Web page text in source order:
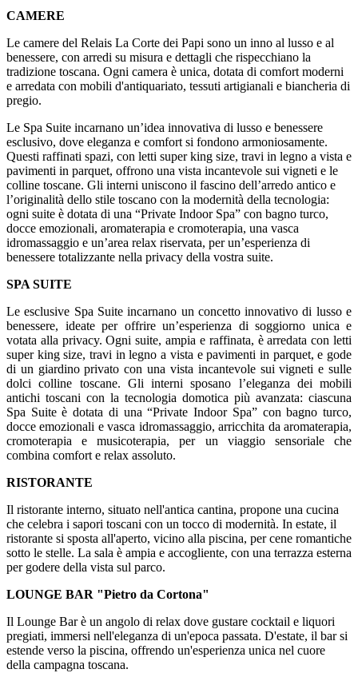
CAMERE
Le camere del Relais La Corte dei Papi sono un inno al lusso e al
benessere, con arredi su misura e dettagli che rispecchiano la
tradizione toscana. Ogni camera è unica, dotata di comfort moderni
e arredata con mobili d'antiquariato, tessuti artigianali e biancheria di
pregio.
Le Spa Suite incarnano un’idea innovativa di lusso e benessere
esclusivo, dove eleganza e comfort si fondono armoniosamente.
Questi raffinati spazi, con letti super king size, travi in legno a vista e
pavimenti in parquet, offrono una vista incantevole sui vigneti e le
colline toscane. Gli interni uniscono il fascino dell’arredo antico e
l’originalità dello stile toscano con la modernità della tecnologia:
ogni suite è dotata di una “Private Indoor Spa” con bagno turco,
docce emozionali, aromaterapia e cromoterapia, una vasca
idromassaggio e un’area relax riservata, per un’esperienza di
benessere totalizzante nella privacy della vostra suite.
SPA SUITE
Le esclusive Spa Suite incarnano un concetto innovativo di lusso e
benessere, ideate per offrire un’esperienza di soggiorno unica e
votata alla privacy. Ogni suite, ampia e raffinata, è arredata con letti
super king size, travi in legno a vista e pavimenti in parquet, e gode
di un giardino privato con una vista incantevole sui vigneti e sulle
dolci colline toscane. Gli interni sposano l’eleganza dei mobili
antichi toscani con la tecnologia domotica più avanzata: ciascuna
Spa Suite è dotata di una “Private Indoor Spa” con bagno turco,
docce emozionali e vasca idromassaggio, arricchita da aromaterapia,
cromoterapia e musicoterapia, per un viaggio sensoriale che
combina comfort e relax assoluto.
RISTORANTE
Il ristorante interno, situato nell'antica cantina, propone una cucina
che celebra i sapori toscani con un tocco di modernità. In estate, il
ristorante si sposta all'aperto, vicino alla piscina, per cene romantiche
sotto le stelle. La sala è ampia e accogliente, con una terrazza esterna
per godere della vista sul parco.
LOUNGE BAR "Pietro da Cortona"
Il Lounge Bar è un angolo di relax dove gustare cocktail e liquori
pregiati, immersi nell'eleganza di un'epoca passata. D'estate, il bar si
estende verso la piscina, offrendo un'esperienza unica nel cuore
della campagna toscana.